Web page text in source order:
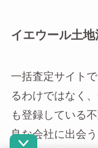
イエウール土
一括査定サイト
るわけではなく
も登録している
良な会社に出会